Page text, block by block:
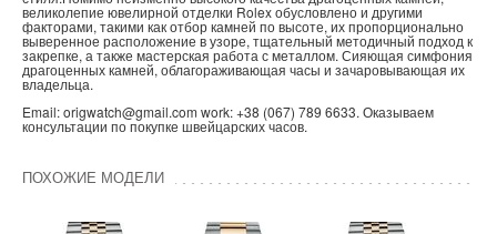
великолепие ювелирной отделки Rolex обусловлено и другими
факторами, такими как отбор камней по высоте, их пропорционально
выверенное расположение в узоре, тщательный методичный подход к
закрепке, а также мастерская работа с металлом. Сияющая симфония
драгоценных камней, облагораживающая часы и зачаровывающая их
владельца.
Email: origwatch@gmail.com work: +38 (067) 789 6633. Оказываем
консультации по покупке швейцарских часов.
ПОХОЖИЕ МОДЕЛИ